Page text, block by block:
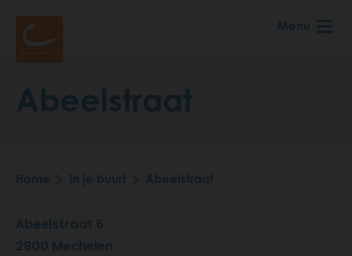
Menu
Abeelstraat
Home In je buurt Abeelstraat
Abeelstraat 6
2800 Mechelen